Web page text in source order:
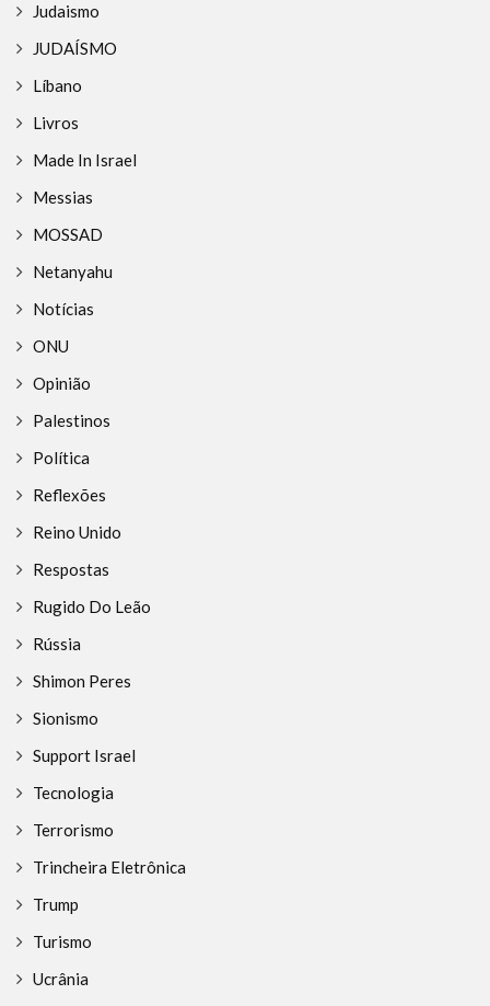
Judaismo
JUDAÍSMO
Líbano
Livros
Made In Israel
Messias
MOSSAD
Netanyahu
Notícias
ONU
Opinião
Palestinos
Política
Reflexões
Reino Unido
Respostas
Rugido Do Leão
Rússia
Shimon Peres
Sionismo
Support Israel
Tecnologia
Terrorismo
Trincheira Eletrônica
Trump
Turismo
Ucrânia